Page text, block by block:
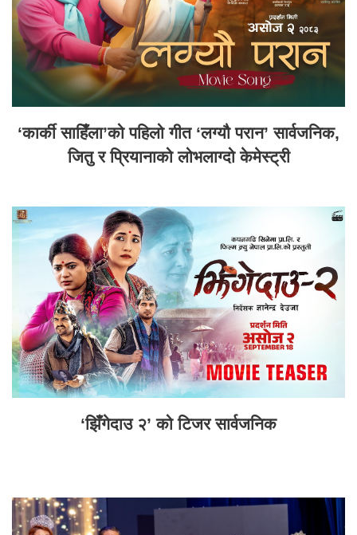
‘कार्की साहिँला’को पहिलो गीत ‘लग्यौ परान’ सार्वजनिक,
जितु र प्रियानाको लोभलाग्दो केमेस्ट्री
‘झिँगेदाउ २’ को टिजर सार्वजनिक